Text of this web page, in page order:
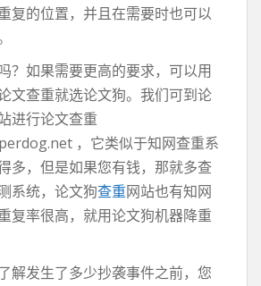
复的位置，并且在需要时也可以
？如果需要更高的要求，可以用
文查重就选论文狗。我们可到论
进行论文查重
，它类似于知网查重系
多，但是如果您有钱，那就多查
系统，论文狗查重网站也有知网
复率很高，就用论文狗机器降重
解发生了多少抄袭事件之前，您